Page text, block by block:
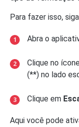
Para fazer isso,
Abra o
Clique no
(**) no lado
Clique em
Aqui você pode